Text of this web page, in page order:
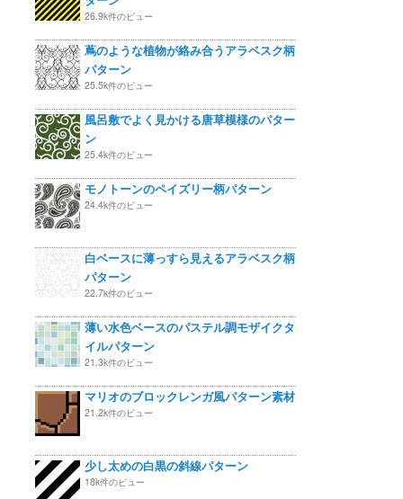
26.9k件のビュー
蔦のような植物が絡み合うアラベスク柄
パターン
25.5k件のビュー
風呂敷でよく見かける唐草模様のパター
ン
25.4k件のビュー
モノトーンのペイズリー柄パターン
24.4k件のビュー
白ベースに薄っすら見えるアラベスク柄
パターン
22.7k件のビュー
薄い水色ベースのパステル調モザイクタ
イルパターン
21.3k件のビュー
マリオのブロックレンガ風パターン素材
21.2k件のビュー
少し太めの白黒の斜線パターン
18k件のビュー